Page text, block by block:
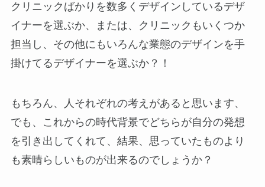
クリニックばかりを数多くデザインしているデザ
イナーを選ぶか、または、クリニックもいくつか
担当し、その他にもいろんな業態のデザインを手
掛けてるデザイナーを選ぶか？！
もちろん、人それぞれの考えがあると思います、
でも、これからの時代背景でどちらが自分の発想
を引き出してくれて、結果、思っていたものより
も素晴らしいものが出来るのでしょうか？